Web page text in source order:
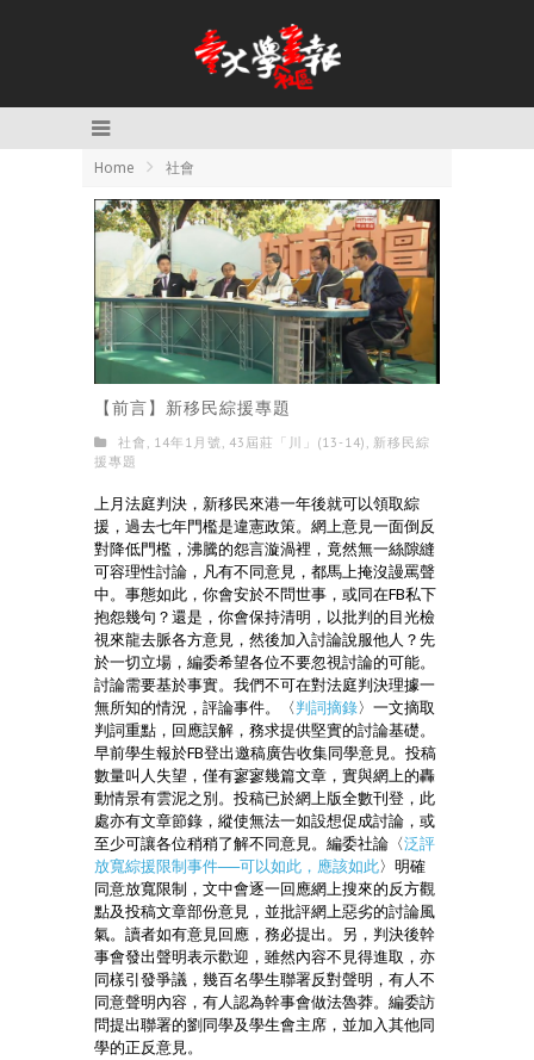
Home 社會
【前言】新移民綜援專題
社會 , 14年1月號 , 43屆莊「川」(13-14) , 新移民綜
援專題
上月法庭判決，新移民來港一年後就可以領取綜
援，過去七年門檻是違憲政策。網上意見一面倒反
對降低門檻，沸騰的怨言漩渦裡，竟然無一絲隙縫
可容理性討論，凡有不同意見，都馬上掩沒謾罵聲
中。事態如此，你會安於不問世事，或同在FB私下
抱怨幾句？還是，你會保持清明，以批判的目光檢
視來龍去脈各方意見，然後加入討論說服他人？先
於一切立場，編委希望各位不要忽視討論的可能。
討論需要基於事實。我們不可在對法庭判決理據一
無所知的情況，評論事件。〈判詞摘錄〉一文摘取
判詞重點，回應誤解，務求提供堅實的討論基礎。
早前學生報於FB登出邀稿廣告收集同學意見。投稿
數量叫人失望，僅有寥寥幾篇文章，實與網上的轟
動情景有雲泥之別。投稿已於網上版全數刊登，此
處亦有文章節錄，縱使無法一如設想促成討論，或
至少可讓各位稍稍了解不同意見。編委社論〈泛評
放寬綜援限制事件──可以如此，應該如此〉明確
同意放寬限制，文中會逐一回應網上搜來的反方觀
點及投稿文章部份意見，並批評網上惡劣的討論風
氣。讀者如有意見回應，務必提出。另，判決後幹
事會發出聲明表示歡迎，雖然內容不見得進取，亦
同樣引發爭議，幾百名學生聯署反對聲明，有人不
同意聲明內容，有人認為幹事會做法魯莽。編委訪
問提出聯署的劉同學及學生會主席，並加入其他同
學的正反意見。